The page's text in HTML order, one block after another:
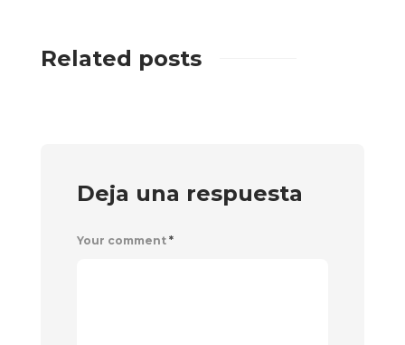
Related posts
Deja una respuesta
Your comment *